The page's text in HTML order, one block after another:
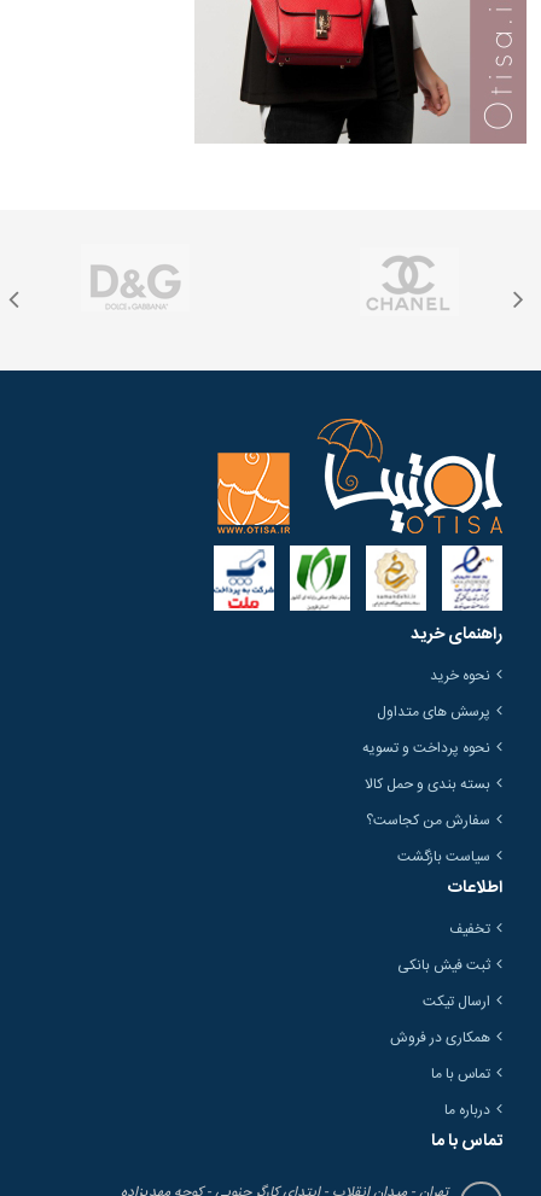
راهنمای خرید
نحوه خرید
پرسش های متداول
نحوه پرداخت و تسویه
بسته بندی و حمل کالا
سفارش من کجاست؟
سیاست بازگشت
اطلاعات
تخفیف
ثبت فیش بانکی
ارسال تیکت
همکاری در فروش
تماس با ما
درباره ما
تماس با ما